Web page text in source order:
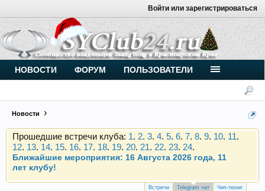
Войти или зарегистрироваться
Новости
Внимание, новые участники нашего клуба!
Основное общение происходит вTelegram-чате.
Присоединяйтесь.
Чип-тюнинг (прошивка) дизелей от
Vahmurka
12.13.14.15.16.17.18.19.20.21.22.23.24.
Ближайшие мероприятия: 16 Августа 2026 года, 11
лет клубу!
Внимание, новые участники нашего клуба!
Основное общение происходит вTelegram-чате.
Встречи Telegram чат Чип-тюниг
НОВОСТИ ФОРУМ ПОЛЬЗОВАТЕЛИ